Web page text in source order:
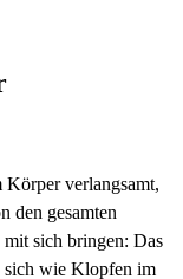
verlangsamt,
den gesamten
sich bringen: Das
sich wie Klopfen im